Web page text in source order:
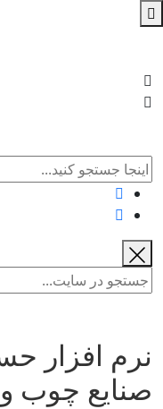
نرم افزار
صنایع چوب